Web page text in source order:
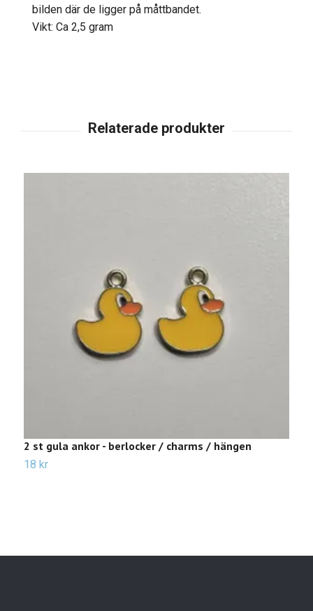
bilden där de ligger på måttbandet.
Vikt: Ca 2,5 gram
2 st gula ankor - berlocker / charms / hängen
18 kr